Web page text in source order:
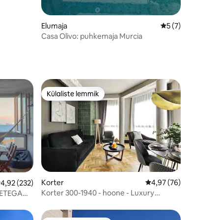
Elumaja Keskmine
5 (7)
Casa Olivo: puhkemaja Murcia
hinnang 4,92/5, 232 hinnangut
4,92 (232)
Külaliste lemmik
Külaliste lemmik
Korter Keskmine hinnang
4,97 (76)
Korter 300-1940 - hoone - Luxury